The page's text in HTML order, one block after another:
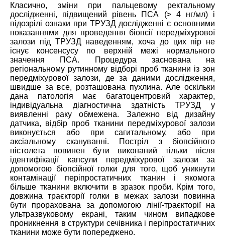
Класично, зміни при пальцевому ректальному
дослідженні, підвищений рівень ПСА (> 4 нг/мл) і
підозрілі ознаки при ТРУЗД дослідженні є основними
показаннями для проведення біопсії передміхурової
залози під ТРУЗД наведенням, хоча до цих пір не
існує консенсусу по верхній межі нормального
значення ПСА. Процедура заснована на
регіональному рутинному відборі проб тканини із зон
передміхурової залози, де за даними дослідження,
швидше за все, розташована пухлина. Але оскільки
дана патологія має багатоцентровий характер,
індивідуальна діагностична здатність ТРУЗД у
виявленні раку обмежена. Залежно від дизайну
датчика, відбір проб тканини передміхурової залози
виконується або при сагитальному, або при
аксіальному скануванні. Постріл з біопсійного
пістолета повинен бути виконаний тільки після
ідентифікації капсули передміхурової залози за
допомогою біопсійної голки для того, щоб уникнути
контамінації періпростатичних тканин і якомога
більше тканини включити в зразок проби. Крім того,
довжина траєкторії голки в межах залози повинна
бути прорахована за допомогою лінії-траєкторії на
ультразвуковому екрані, таким чином випадкове
проникнення в структури сечівника і періпростатичних
тканини може бути попереджено.